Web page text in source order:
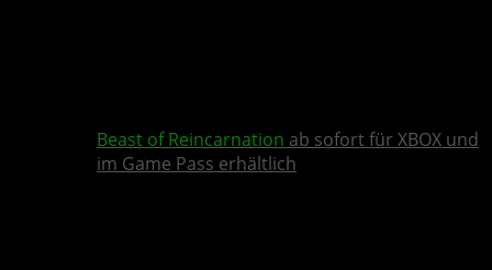
Beast of Reincarnation ab sofort für XBOX und
im Game Pass erhältlich